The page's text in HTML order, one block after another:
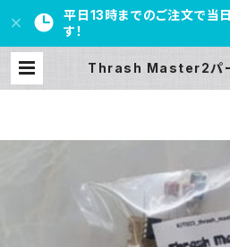
平日13時までのご注文で当
す！
Thrash Master2パ